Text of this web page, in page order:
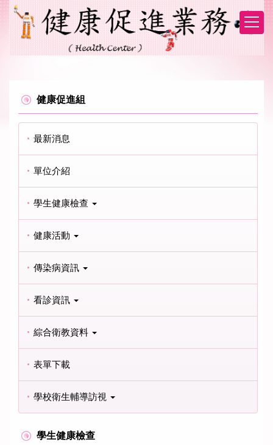
健康促進組
最新消息
單位介紹
學生健康檢查
健康活動
傳染病資訊
看診資訊
綜合衛教資料
表單下載
學校衛生輔導訪視
學生健康檢查